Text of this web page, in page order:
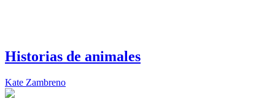
Historias de animales
Kate Zambreno